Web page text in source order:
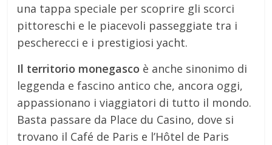
una tappa speciale per scoprire gli scorci
pittoreschi e le piacevoli passeggiate tra i
pescherecci e i prestigiosi yacht.
Il territorio monegasco è anche sinonimo di
leggenda e fascino antico che, ancora oggi,
appassionano i viaggiatori di tutto il mondo.
Basta passare da Place du Casino, dove si
trovano il Café de Paris e l’Hôtel de Paris